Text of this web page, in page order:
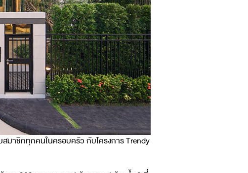
มาชิกทุกคนในครอบครัว กับโครงการ Trendy